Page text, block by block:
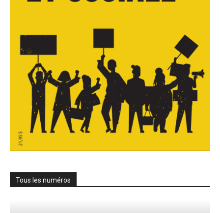
Tous les numéros